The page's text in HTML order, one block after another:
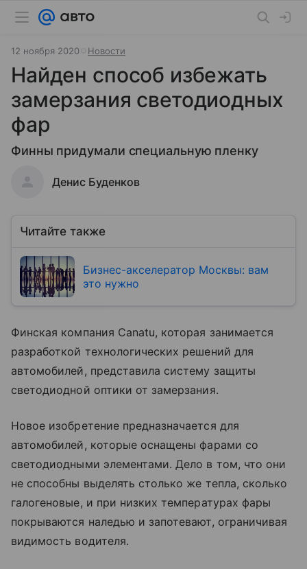
12 ноября 2020 Новости
Найден способ избежать
замерзания светодиодных
фар
Финны придумали специальную пленку
Денис Буденков
Читайте также
Бизнес-акселератор Москвы: вам
это нужно
Финская компания Canatu, которая занимается
разработкой технологических решений для
автомобилей, представила систему защиты
светодиодной оптики от замерзания.
Новое изобретение предназначается для
автомобилей, которые оснащены фарами со
светодиодными элементами. Дело в том, что они
не способны выделять столько же тепла, сколько
галогеновые, и при низких температурах фары
покрываются наледью и запотевают, ограничивая
видимость водителя.